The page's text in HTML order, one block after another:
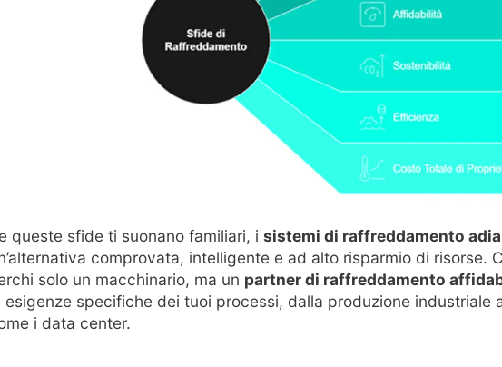
queste sfide ti suonano familiari, i sistemi di raffreddamento
comprovata, intelligente e ad alto risparmio di risorse.
solo un macchinario, ma un partner di raffreddamento
esigenze specifiche dei tuoi processi, dalla produzione industriale
i data center.